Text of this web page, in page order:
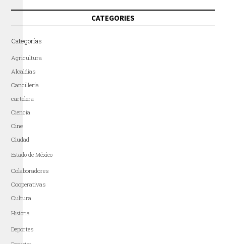
CATEGORIES
Categorías
Agricultura
Alcaldías
Cancillería
cartelera
Ciencia
Cine
Ciudad
Estado de México
Colaboradores
Cooperativas
Cultura
Historia
Deportes